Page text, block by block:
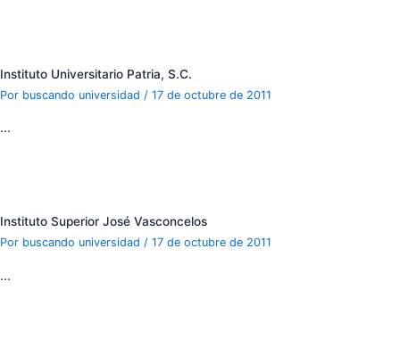
Instituto Universitario Patria, S.C.
Por buscando universidad / 17 de octubre de 2011
…
Instituto Superior José Vasconcelos
Por buscando universidad / 17 de octubre de 2011
…